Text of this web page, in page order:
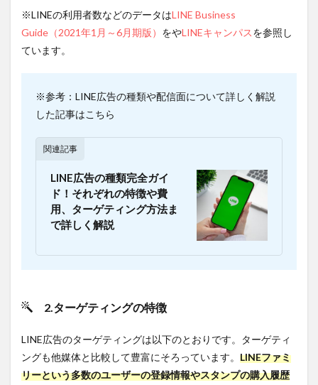
2.1.2.3
デメリ
る
2.代理
店に
広告
運用
代行
を依
頼す
運用を
代理店
つのメ
リット
2.2.1.1
※LINEの利用者数などのデータはLINE Business
Guide（2021年1月～6月期版） をやLINEキャンパスを参照し
ています。
※参考：LINE広告の種類や配信面について詳しく解説
した記事はこちら
関連記事
LINE広告の種類完全ガイ
ド！それぞれの特徴や費
用、ターゲティング方法ま
で詳しく解説
2.ターゲティングの特徴
LINE広告のターゲティングは以下のとおりです。ターゲティ
ングも他媒体と比較して豊富にそろっています。 LINEファミ
リーという多数のユーザーの登録情報やスタンプの購入履歴